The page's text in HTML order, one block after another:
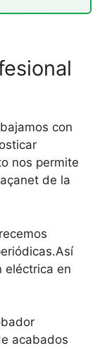
con
nos permite
de la
eléctrica en
acabados